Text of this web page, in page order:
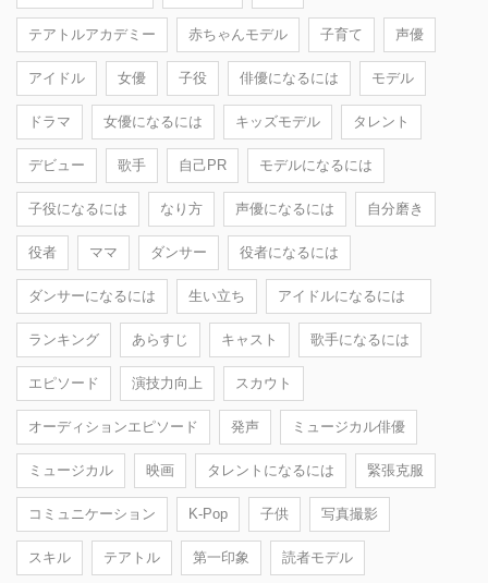
テアトルアカデミー 赤ちゃんモデル 子育て 声優
アイドル 女優 子役 俳優になるには モデル
ドラマ 女優になるには キッズモデル タレント
デビュー 歌手 自己PR モデルになるには
子役になるには なり方 声優になるには 自分磨き
役者 ママ ダンサー 役者になるには
ダンサーになるには 生い立ち アイドルになるには
ランキング あらすじ キャスト 歌手になるには
エピソード 演技力向上 スカウト
オーディションエピソード 発声 ミュージカル俳優
ミュージカル 映画 タレントになるには 緊張克服
コミュニケーション K-Pop 子供 写真撮影
スキル テアトル 第一印象 読者モデル